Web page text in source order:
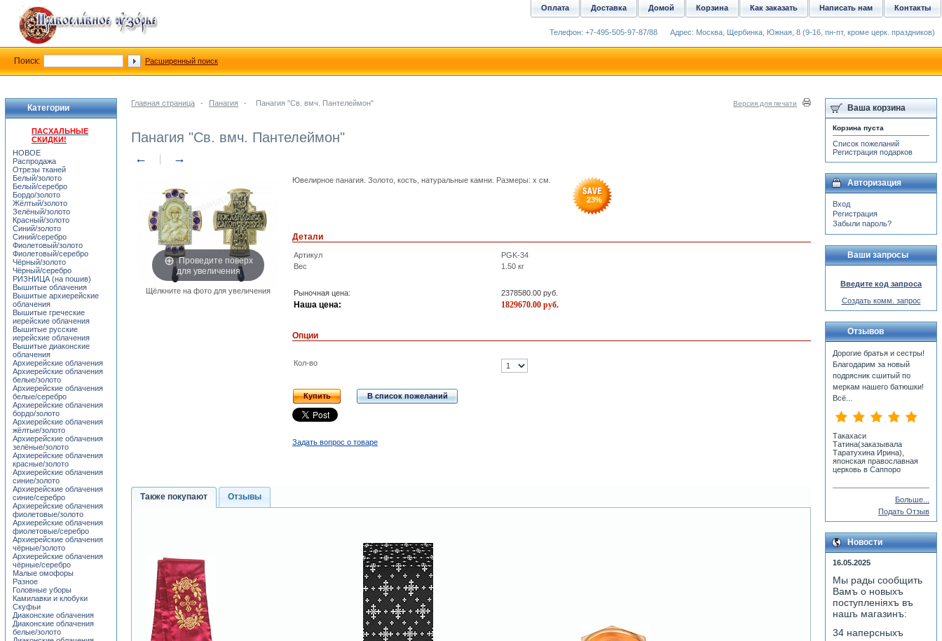
Главная страница - Панагия - Панагия "Св. вмч. Пантелеймон" Версия для печати
Панагия "Св. вмч. Пантелеймон"
← →
Проведите поверх
для увеличения
Щёлкните на фото для увеличения
Ювелирное панагия. Золото, кость, натуральные камни. Размеры: x см.
23%
Детали
Артикул
PGK-34
Вес
1.50 кг
Рыночная цена: 2378580.00 руб.
Наша цена: 1829670.00 руб.
Опции
Кол-во
Купить В список пожеланий
Задать вопрос о товаре
Также покупают Отзывы
Категории
ПАСХАЛЬНЫЕ
СКИДКИ!
НОВОЕ
Распродажа
Отрезы тканей
Белый/золото
Белый/серебро
Бордо/золото
Жёлтый/золото
Зелёный/золото
Красный/золото
Синий/золото
Синий/серебро
Фиолетовый/золото
Фиолетовый/серебро
Чёрный/золото
Чёрный/серебро
РИЗНИЦА (на пошив)
Вышитые облачения
Вышитые архиерейские
облачения
Вышитые греческие
иерейские облачения
Вышитые русские
иерейские облачения
Вышитые диаконские
облачения
Архиерейские облачения
Архиерейские облачения
белые/золото
Архиерейские облачения
белые/серебро
Архиерейские облачения
бордо/золото
Архиерейские облачения
жёлтые/золото
Архиерейские облачения
зелёные/золото
Архиерейские облачения
красные/золото
Архиерейские облачения
синие/золото
Архиерейские облачения
синие/серебро
Архиерейские облачения
фиолетовые/золото
Архиерейские облачения
фиолетовые/серебро
Архиерейские облачения
чёрные/золото
Архиерейские облачения
чёрные/серебро
Малые омофоры
Разное
Головные уборы
Камилавки и клобуки
Скуфьи
Диаконские облачения
Диаконские облачения
белые/золото
Ваша корзина
Корзина пуста
Список пожеланий
Регистрация подарков
Авторизация
Вход
Регистрация
Забыли пароль?
Ваши запросы
Введите код запроса
Создать комм. запрос
Отзывов
Дорогие братья и сестры!
Благодарим за новый
подрясник сшитый по
меркам нашего батюшки!
Всё...
Такахаси
Татина(заказывала
Таратухина Ирина),
японская православная
церковь в Саппоро
Больше...
Подать Отзыв
Новости
16.05.2025
Мы рады сообщить
Вамъ о новыхъ
поступленiяхъ въ
нашъ магазинъ:
34 наперсныхъ
Контакты
Написать нам
Как заказать
Корзина
Домой
Доставка
Оплата
Телефон: +7-495-505-97-87/88 Адрес: Москва, Щербинка, Южная, 8 (9-16, пн-пт, кроме церк. праздников)
Поиск: Расширенный поиск